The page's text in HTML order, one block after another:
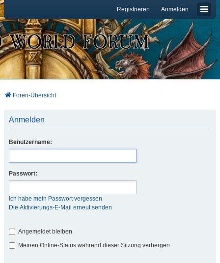
Anmelden
Registrieren
Foren-Übersicht
Anmelden
Benutzername:
Passwort:
Ich habe mein Passwort vergessen
Die Aktivierungs-E-Mail erneut senden
Angemeldet bleiben
Meinen Online-Status während dieser Sitzung verbergen